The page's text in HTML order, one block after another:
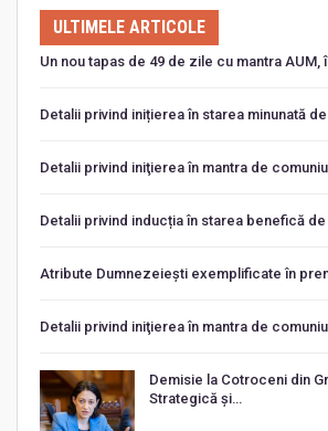
ULTIMELE ARTICOLE
Un nou tapas de 49 de zile cu mantra AUM,
Detalii privind inițierea în starea minunată
Detalii privind iniţierea în mantra de
Detalii privind inducția în starea benefică
Atribute Dumnezeiești exemplificate în
Detalii privind iniţierea în mantra de
Demisie la Cotroceni din
Strategică și…